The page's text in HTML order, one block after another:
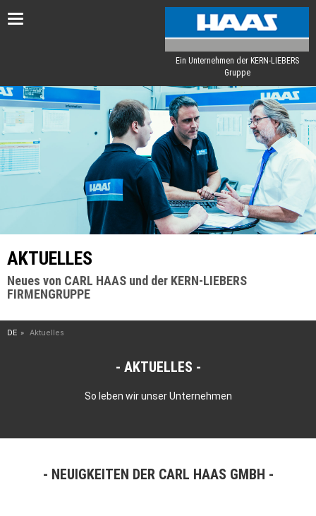
Toggle
Ein Unternehmen der KERN-LIEBERS
Gruppe
AKTUELLES
Neues von CARL HAAS und der KERN-LIEBERS
FIRMENGRUPPE
DE Aktuelles
AKTUELLES
So leben wir unser Unternehmen
NEUIGKEITEN DER CARL HAAS GMBH